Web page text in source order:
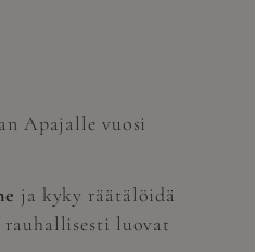
Apajalle vuosi
ja kyky räätälöidä
rauhallisesti luovat